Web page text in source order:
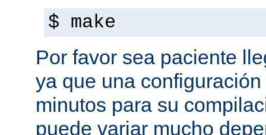
$ make
Por favor sea paciente
ya que una
minutos para su
puede variar mucho